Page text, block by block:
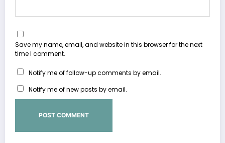
Save my name, email, and website in this browser for the next
time I comment.
Notify me of follow-up comments by email.
Notify me of new posts by email.